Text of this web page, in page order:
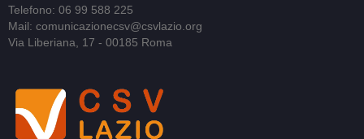
Telefono: 06 99 588 225
Mail: comunicazionecsv@csvlazio.org
Via Liberiana, 17 - 00185 Roma